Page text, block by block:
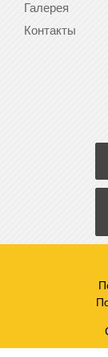
Галерея
Контакты